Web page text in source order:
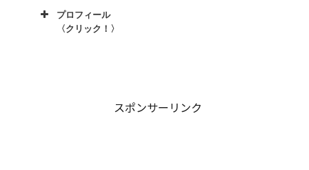
プロフィール
〈クリック！〉
スポンサーリンク